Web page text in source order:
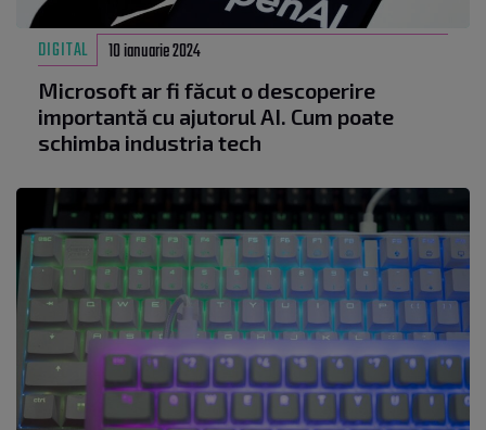
DIGITAL 10 ianuarie 2024
Microsoft ar fi făcut o descoperire
importantă cu ajutorul AI. Cum poate
schimba industria tech